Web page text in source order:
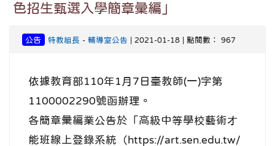
色招生甄選入學簡章彙編」
公告 特教組長 - 輔導室公告 | 2021-01-18 | 點閱數： 967
依據教育部110年1月7日臺教師(一)字第
1100002290號函辦理。
各簡章彙編業公告於「高級中等學校藝術才
能班線上登錄系統（https://art.sen.edu.tw/